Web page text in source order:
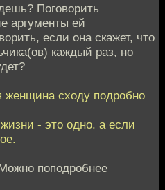
Поговорить
аргументы ей
если она скажет, что
каждый раз, но
женщина сходу подробно
- это одно. а если
поподробнее